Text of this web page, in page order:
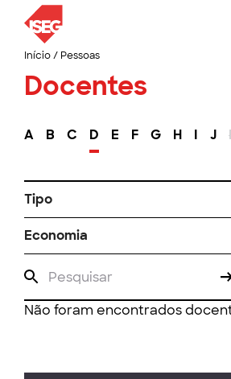
Início/ Pessoas
Docentes
A B C D E F G H I J
Tipo
Economia
Não foram encontrados